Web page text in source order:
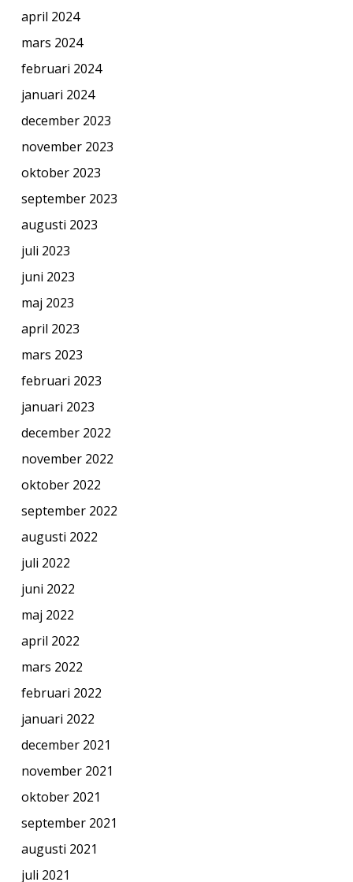
april 2024
mars 2024
februari 2024
januari 2024
december 2023
november 2023
oktober 2023
september 2023
augusti 2023
juli 2023
juni 2023
maj 2023
april 2023
mars 2023
februari 2023
januari 2023
december 2022
november 2022
oktober 2022
september 2022
augusti 2022
juli 2022
juni 2022
maj 2022
april 2022
mars 2022
februari 2022
januari 2022
december 2021
november 2021
oktober 2021
september 2021
augusti 2021
juli 2021